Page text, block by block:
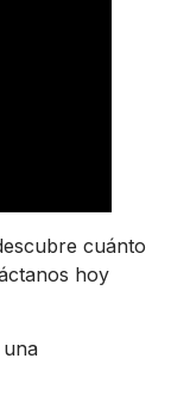
cuánto
hoy